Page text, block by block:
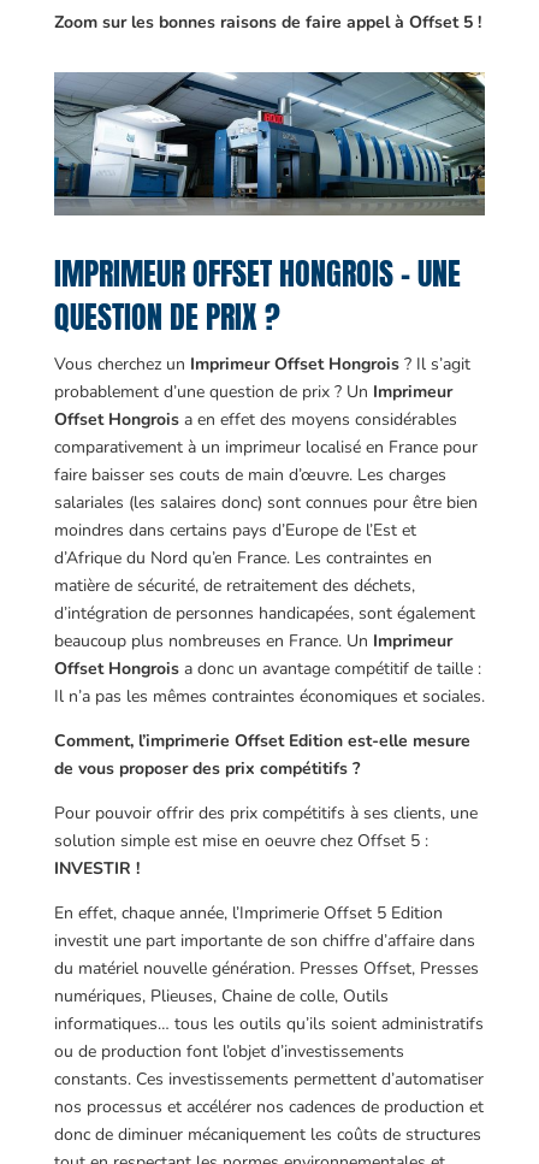
Zoom sur les bonnes raisons de faire appel à Offset 5 !
IMPRIMEUR OFFSET HONGROIS – UNE
QUESTION DE PRIX ?
Vous cherchez un Imprimeur Offset Hongrois ? Il s’agit
probablement d’une question de prix ? Un Imprimeur
Offset Hongroisa en effet des moyens considérables
comparativement à un imprimeur localisé en France pour
faire baisser ses couts de main d’œuvre. Les charges
salariales (les salaires donc) sont connues pour être bien
moindres dans certains pays d’Europe de l’Est et
d’Afrique du Nord qu’en France. Les contraintes en
matière de sécurité, de retraitement des déchets,
d’intégration de personnes handicapées, sont également
beaucoup plus nombreuses en France. Un Imprimeur
Offset Hongroisa donc un avantage compétitif de taille :
Il n’a pas les mêmes contraintes économiques et sociales.
Comment, l’imprimerie Offset Edition est-elle mesure
de vous proposer des prix compétitifs ?
Pour pouvoir offrir des prix compétitifs à ses clients, une
solution simple est mise en oeuvre chez Offset 5 :
INVESTIR !
En effet, chaque année, l’Imprimerie Offset 5 Edition
investit une part importante de son chiffre d’affaire dans
du matériel nouvelle génération. Presses Offset, Presses
numériques, Plieuses, Chaine de colle, Outils
informatiques… tous les outils qu’ils soient administratifs
ou de production font l’objet d’investissements
constants. Ces investissements permettent d’automatiser
nos processus et accélérer nos cadences de production et
donc de diminuer mécaniquement les coûts de structures